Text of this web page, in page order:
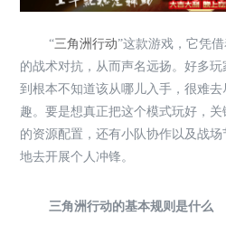
“三角洲行动”这款游戏，它凭
的战术对抗，从而声名远扬。好多
到根本不知道该从哪儿入手，很难
趣。要是想真正把这个模式玩好，
的资源配置，还有小队协作以及战
地去开展个人冲锋。
三角洲行动的基本规则是什么